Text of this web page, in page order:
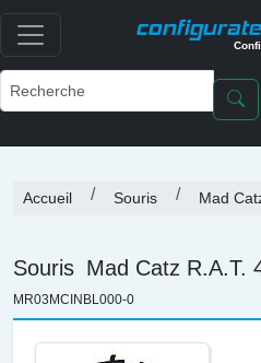
Accueil Souris Mad
Souris Mad Catz R.A.T.
MR03MCINBL000-0